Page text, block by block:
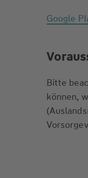
Google
Bitte
können,